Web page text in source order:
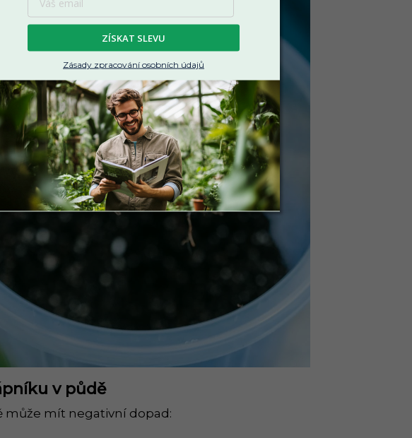
v půdě
může mít negativní dopad:
ZÍSKAT SLEVU
Zásady zpracování osobních údajů